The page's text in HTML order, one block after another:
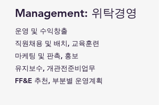
Management: 위탁경영
운영 및 수익창출
직원채용 및 배치, 교육훈련
마케팅 및 판촉, 홍보
유지보수, 개관전준비업무
FF&E 추천, 부분별 운영계획